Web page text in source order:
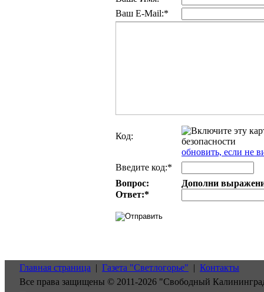
Ваш E-Mail:*
Код:
обновить, если не
Введите код:*
Вопрос:
Дополни
Ответ:*
Главная страница | Газета "Светлогорье" | Контакты
Все права защищены © 2011-2026 "Свободный